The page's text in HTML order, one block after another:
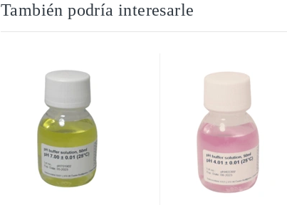
También podría interesarle